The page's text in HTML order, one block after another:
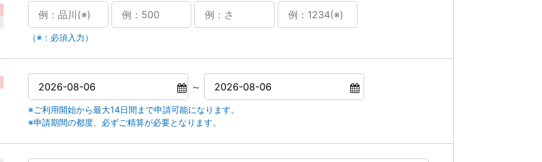
（※：必須入力）
～
※ご利用開始から最大14日間まで申請可能になります。
※申請期間の都度、必ずご精算が必要となります。